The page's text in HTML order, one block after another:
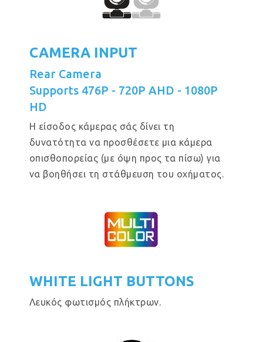
CAMERA INPUT
Rear Camera
Supports 476P - 720P AHD - 1080P
HD
Η είσοδος κάμερας σάς δίνει τη
δυνατότητα να προσθέσετε μια κάμερα
οπισθοπορείας (με όψη προς τα πίσω) για
να βοηθήσει τη στάθμευση του οχήματος.
WHITE LIGHT BUTTONS
Λευκός φωτισμός πλήκτρων.